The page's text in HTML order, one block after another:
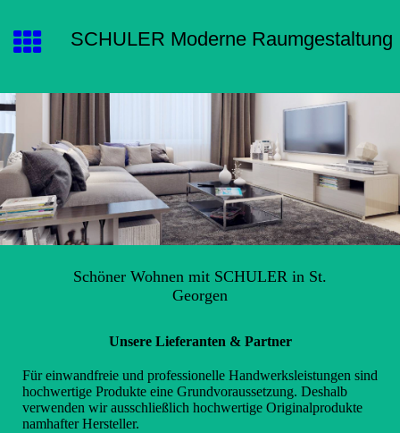
SCHULER Moderne Raumgestaltung
Schöner Wohnen mit SCHULER in St.
Georgen
Unsere Lieferanten & Partner
Für einwandfreie und professionelle Handwerksleistungen sind
hochwertige Produkte eine Grundvoraussetzung. Deshalb
verwenden wir ausschließlich hochwertige Originalprodukte
namhafter Hersteller.